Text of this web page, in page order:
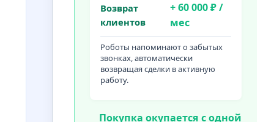
Возврат
клиентов
+ 60 000 ₽ /
мес
Роботы напоминают о забытых
звонках, автоматически
возвращая сделки в активную
работу.
Покупка окупается с одной